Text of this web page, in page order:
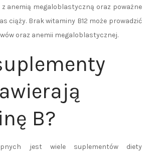
anemią megaloblastyczną oraz poważne
ciąży. Brak witaminy B12 może prowadzić
oraz anemii megaloblastycznej.
B?
jest wiele suplementów diety